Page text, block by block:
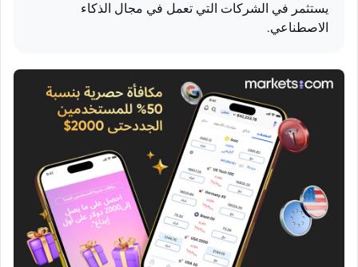
يستثمر في الشركات التي تعمل في مجال الذكاء
الاصطناعي.